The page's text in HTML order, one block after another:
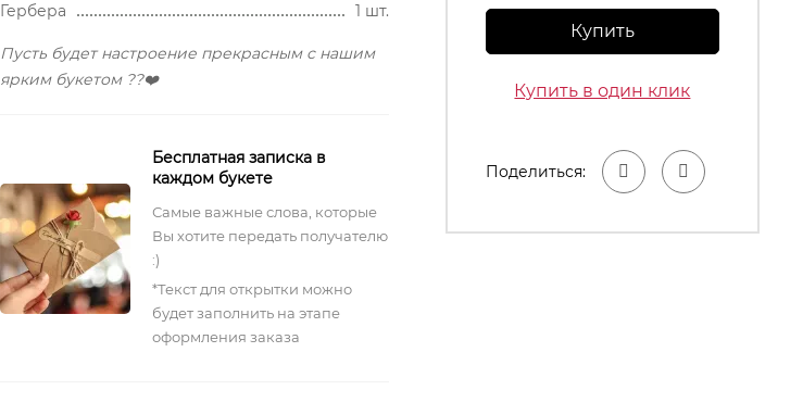
Гербера
1 шт.
Пусть будет настроение прекрасным с нашим
ярким букетом ??❤️
Бесплатная записка в
каждом букете
Самые важные слова, которые
Вы хотите передать получателю
:)
*Текст для открытки можно
будет заполнить на этапе
оформления заказа
Купить
Купить в один клик
Поделиться: